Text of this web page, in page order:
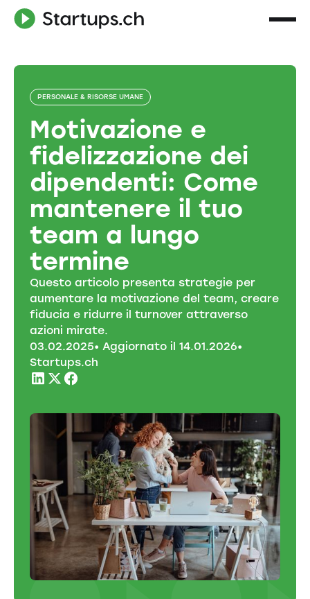
PERSONALE & RISORSE UMANE
Motivazione e
fidelizzazione dei
dipendenti: Come
mantenere il tuo
team a lungo
termine
Questo articolo presenta strategie per
aumentare la motivazione del team, creare
fiducia e ridurre il turnover attraverso
azioni mirate.
03.02.2025• Aggiornato il 14.01.2026•
Startups.ch